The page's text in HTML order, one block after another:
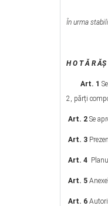
În urma
H O T Ă R ĂŞ
Art. 1
2, părți
Art. 2 Se
Art. 3
Art. 4
Art. 5
Art. 6